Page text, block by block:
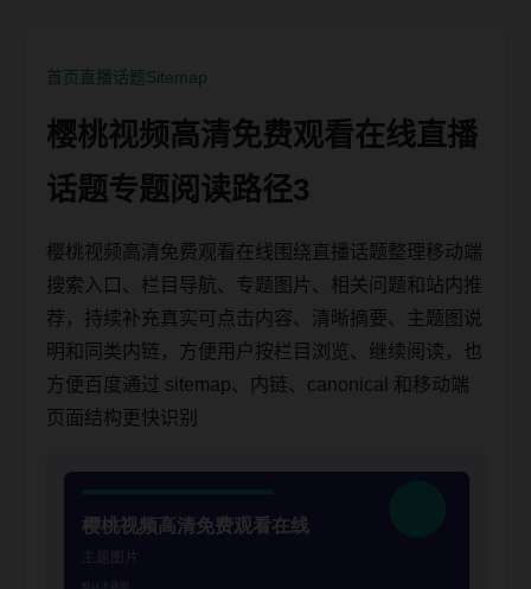
首页直播话题Sitemap
樱桃视频高清免费观看在线直播
话题专题阅读路径3
樱桃视频高清免费观看在线围绕直播话题整理移动端
搜索入口、栏目导航、专题图片、相关问题和站内推
荐，持续补充真实可点击内容、清晰摘要、主题图说
明和同类内链，方便用户按栏目浏览、继续阅读，也
方便百度通过 sitemap、内链、canonical 和移动端
页面结构更快识别